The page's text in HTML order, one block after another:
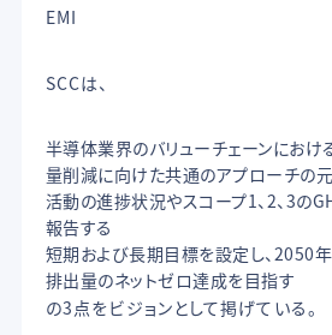
EMI
SCCは、
半導体業界のバリューチェーンにお
量削減に向けた共通のアプローチの
活動の進捗状況やスコープ1、2、3の
報告する
短期および長期目標を設定し、2050
排出量のネットゼロ達成を目指す
の3点をビジョンとして掲げている。